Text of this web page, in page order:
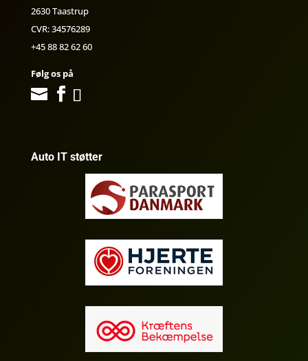
2630 Taastrup
CVR: 34576289
+45 88 82 62 60
Følg os på
Auto IT støtter